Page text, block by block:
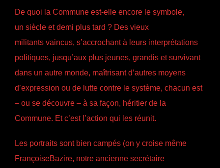
De quoi la Commune est-elle encore le symbole,
un siècle et demi plus tard ? Des vieux
militants vaincus, s’accrochant à leurs interprétations
politiques, jusqu’aux plus jeunes, grandis et survivant
dans un autre monde, maîtrisant d’autres moyens
d’expression ou de lutte contre le système, chacun est
– ou se découvre – à sa façon, héritier de la
Commune. Et c’est l’action qui les réunit.
Les portraits sont bien campés (on y croise même
FrançoiseBazire, notre ancienne secrétaire